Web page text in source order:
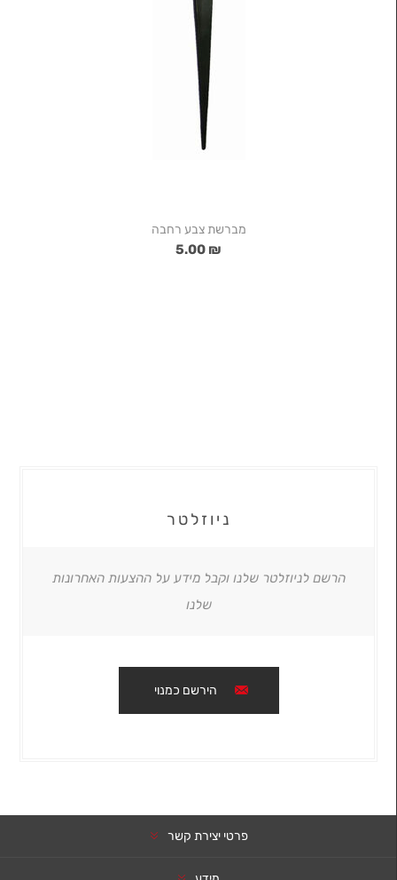
מברשת צבע רחבה
₪ 5.00
ניוזלטר
הרשם לניוזלטר שלנו וקבל מידע על ההצעות האחרונות
שלנו
הירשם כמנוי
פרטי יצירת קשר